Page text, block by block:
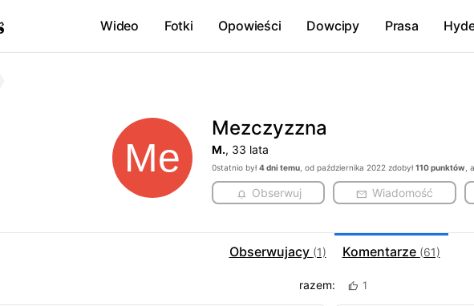
Wideo Fotki Opowieści Dowcipy Prasa
Mezczyzzna
M., 33 lata
0statnio był4 dni temu , od października 2022 zdobył110 punktów ,
Obserwuj Wiadomość
Obserwujacy (1) Komentarze (61)
razem: 1